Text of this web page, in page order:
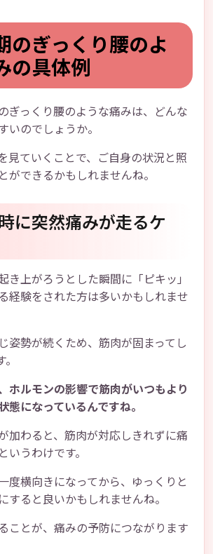
のぎっくり腰のよ
の具体例
ぎっくり腰のような痛みは、どんな
いのでしょうか。
見ていくことで、ご自身の状況と照
ができるかもしれませんね。
に突然痛みが走るケ
き上がろうとした瞬間に「ピキッ」
経験をされた方は多いかもしれませ
姿勢が続くため、筋肉が固まってし
ホルモンの影響で筋肉がいつもより
態になっているんですね。
加わると、筋肉が対応しきれずに痛
いうわけです。
度横向きになってから、ゆっくりと
すると良いかもしれませんね。
ことが、痛みの予防につながります